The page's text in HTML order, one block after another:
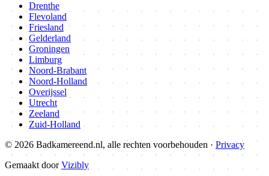
Drenthe
Flevoland
Friesland
Gelderland
Groningen
Limburg
Noord-Brabant
Noord-Holland
Overijssel
Utrecht
Zeeland
Zuid-Holland
© 2026 Badkamereend.nl, alle rechten voorbehouden · Privacy
Gemaakt door Vizibly